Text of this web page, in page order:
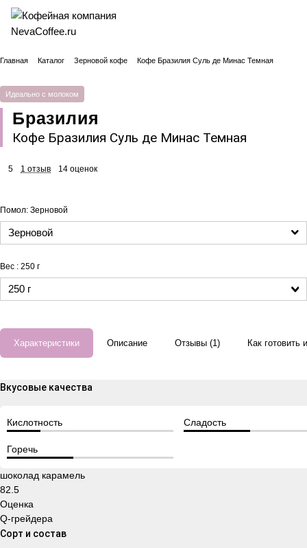
Главная Каталог Зерновой кофе Кофе Бразилия Суль де Минас Темная
Идеально с молоком
Бразилия
Кофе Бразилия Суль де Минас Темная
5 1 отзыв 14 оценок
Помол: Зерновой
Зерновой
Вес : 250 г
250 г
Характеристики Описание Отзывы (1) Как готовить
Вкусовые качества
Кислотность Сладость
Горечь
шоколад карамель
82.5
Оценка
Q-грейдера
Сорт и состав